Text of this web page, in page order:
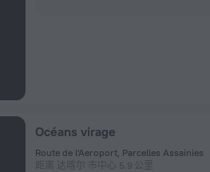
Océans virage
Route de l'Aeroport, Parcelles Assainies
距离 达喀尔 市中心 5.9 公里